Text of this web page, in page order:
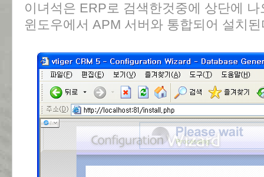
이녀석은 ERP로 검색한것중에 상단에
윈도우에서 APM 서버와 통합되어 설치